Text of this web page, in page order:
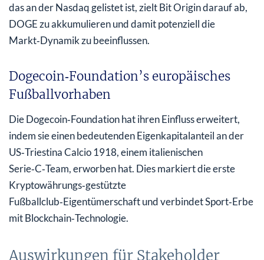
das an der Nasdaq gelistet ist, zielt Bit Origin darauf ab,
DOGE zu akkumulieren und damit potenziell die
Markt‑Dynamik zu beeinflussen.
Dogecoin‑Foundation’s europäisches
Fußballvorhaben
Die Dogecoin‑Foundation hat ihren Einfluss erweitert,
indem sie einen bedeutenden Eigenkapitalanteil an der
US‑Triestina Calcio 1918, einem italienischen
Serie‑C‑Team, erworben hat. Dies markiert die erste
Kryptowährungs‑gestützte
Fußballclub‑Eigentümerschaft und verbindet Sport‑Erbe
mit Blockchain‑Technologie.
Auswirkungen für Stakeholder